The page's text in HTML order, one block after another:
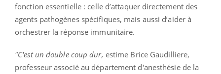
fonction essentielle : celle d’attaquer directement des
agents pathogènes spécifiques, mais aussi d’aider à
orchestrer la réponse immunitaire.
"C'est un double coup dur, estime Brice Gaudilliere,
professeur associé au département d'anesthésie de la